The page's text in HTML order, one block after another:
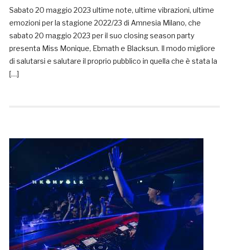
Sabato 20 maggio 2023 ultime note, ultime vibrazioni, ultime
emozioni per la stagione 2022/23 di Amnesia Milano, che
sabato 20 maggio 2023 per il suo closing season party
presenta Miss Monique, Ebmath e Blacksun. Il modo migliore
di salutarsi e salutare il proprio pubblico in quella che è stata la
[…]